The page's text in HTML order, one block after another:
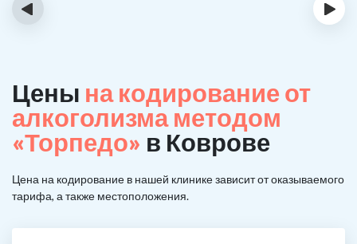
‹ ›
Цены на кодирование от
алкоголизма методом
«Торпедо» в Коврове
Цена на кодирование в нашей клинике зависит от оказываемого
тарифа, а также местоположения.